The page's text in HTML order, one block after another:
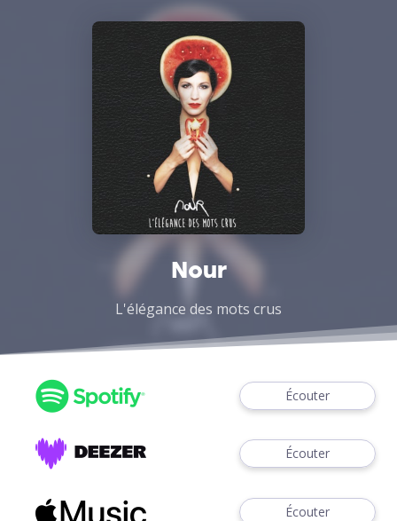
Nour
L'élégance des mots crus
Écouter
Écouter
Écouter